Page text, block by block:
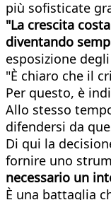
più sofisticate
"La crescita
diventando
esposizione
"È chiaro che il
Per questo, è
Allo stesso
difendersi da
Di qui la
fornire uno
necessario un
È una battaglia